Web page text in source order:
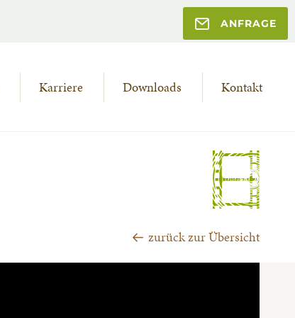
ANFRAGE
Karriere Downloads Kontakt
zurück zur Übersicht